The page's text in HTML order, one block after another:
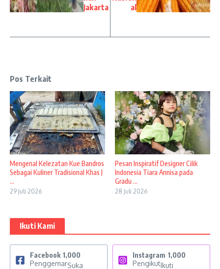
Jakarta
al
Pos Terkait
Mengenal Kelezatan Kue Bandros
Sebagai Kuliner Tradisional Khas J
...
29 Juli 2026
Pesan Inspiratif Designer Cilik
Indonesia Tiara Annisa pada
Gradu ...
28 Juli 2026
Ikuti Kami
Facebook 1,000
PenggemarSuka
Instagram 1,000
PengikutIkuti